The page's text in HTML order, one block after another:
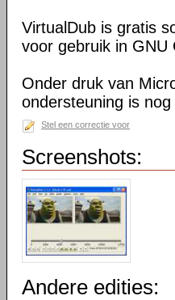
VirtualDub is gratis
voor gebruik in GNU
Onder druk van
ondersteuning is
Stel een correctie voor
Screenshots:
Andere edities: